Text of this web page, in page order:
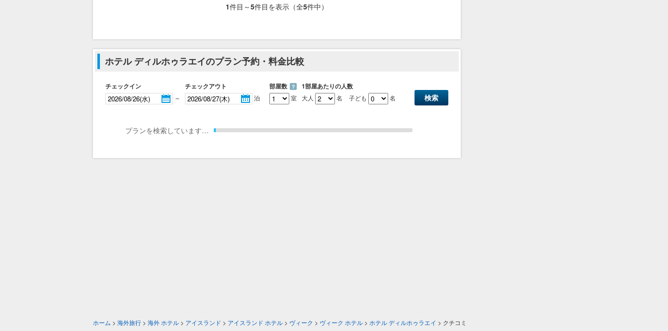
1件目～5件目を表示（全5件中）
ホテル ディルホゥラエイのプラン予約・料金比較
チェックイン
～
チェックアウト
泊
部屋数 ？
室
1部屋あたりの人数
大人 名 子ども 名
プランを検索しています…
ホーム > 海外旅行 > 海外 ホテル > アイスランド > アイスランド ホテル > ヴィーク > ヴィーク ホテル > ホテル ディルホゥラエイ > クチコミ